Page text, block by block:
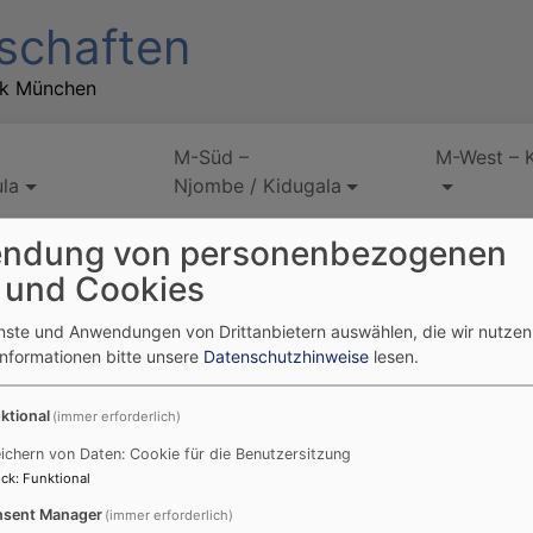
München
M-Süd –
Njombe / Kidugala
M-West –
Der Klimawandel und seine Auswirkungen auf Tansania interessiert
Studientag zum Klimawandel mit besonderem Fokus auf Tansania an.
von personenbezogenen
Cookies
und Anwendungen von Drittanbietern auswählen, die wir nutzen
bitte unsere Datenschutzhinweise lesen.
(immer erforderlich)
von Daten: Cookie für die Benutzersitzung
: Funktional
Manager (immer erforderlich)